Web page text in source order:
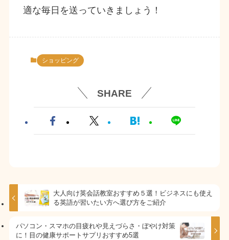
適な毎日を送っていきましょう！
ショッピング
SHARE
大人向け英会話教室おすすめ５選！ビジネスにも使え
る英語が習いたい方へ選び方をご紹介
パソコン・スマホの目疲れや見えづらさ・ぼやけ対策
に！目の健康サポートサプリおすすめ5選